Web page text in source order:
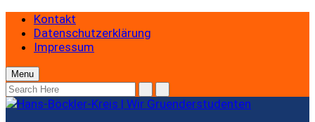
Kontakt
Datenschutzerklärung
Impressum
Menu